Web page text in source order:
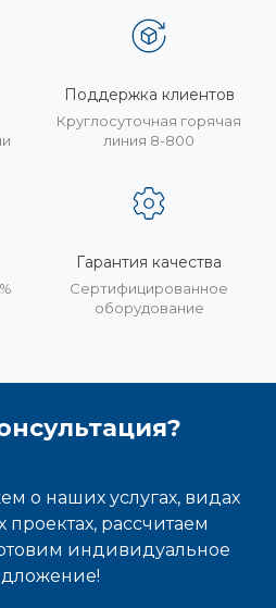
Поддержка клиентов
Круглосуточная горячая
линия 8-800
Гарантия качества
Сертифицированное
оборудование
о наших услугах, видах
проектах, рассчитаем
индивидуальное